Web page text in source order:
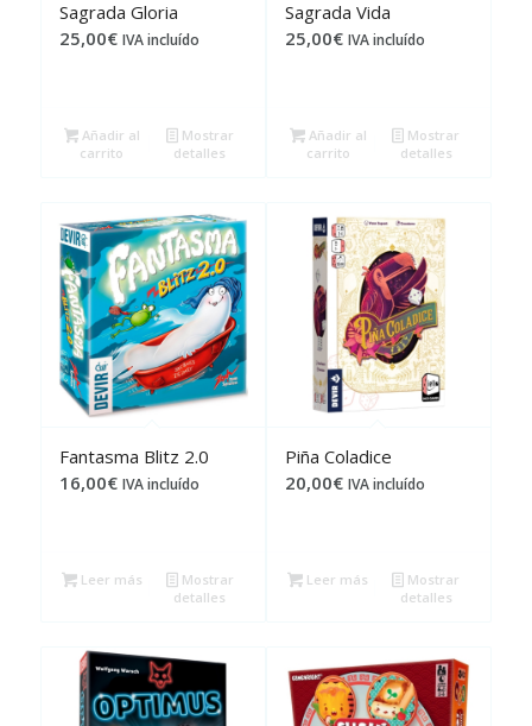
Sagrada Gloria
25,00€ IVA incluído
Añadir al
carrito
Mostrar
detalles
Sagrada Vida
25,00€ IVA incluído
Añadir al
carrito
Mostrar
detalles
Fantasma Blitz 2.0
16,00€ IVA incluído
Leer más
Mostrar
detalles
Piña Coladice
20,00€ IVA incluído
Leer más
Mostrar
detalles